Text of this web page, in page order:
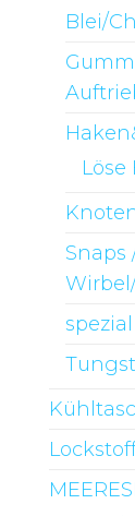
Blei/
Löse
Snaps